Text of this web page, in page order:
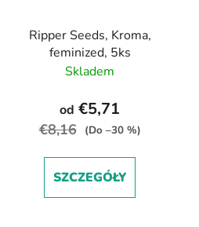
Ripper Seeds, Kroma,
feminized, 5ks
Skladem
od €5,71
€8,16 (Do –30 %)
SZCZEGÓŁY